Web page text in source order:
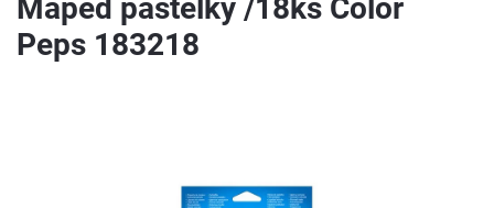
Maped pastelky /18ks Color
Peps 183218